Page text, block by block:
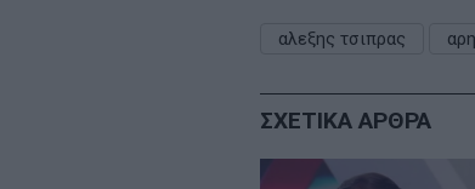
αλεξης τσιπρας
ΣΧΕΤΙΚΑ ΑΡΘΡΑ